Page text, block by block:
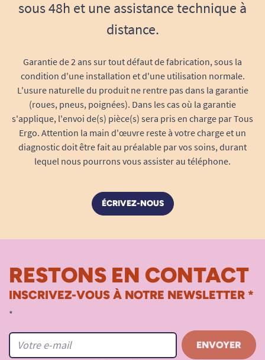
sous 48h et une assistance technique à
distance.
Garantie de 2 ans sur tout défaut de fabrication, sous la
condition d'une installation et d'une utilisation normale.
L'usure naturelle du produit ne rentre pas dans la garantie
(roues, pneus, poignées). Dans les cas où la garantie
s'applique, l'envoi de(s) pièce(s) sera pris en charge par Tous
Ergo. Attention la main d'œuvre reste à votre charge et un
diagnostic doit être fait au préalable par vos soins, durant
lequel nous pourrons vous assister au téléphone.
ÉCRIVEZ-NOUS
RESTONS EN CONTACT
INSCRIVEZ-VOUS À NOTRE NEWSLETTER *
*